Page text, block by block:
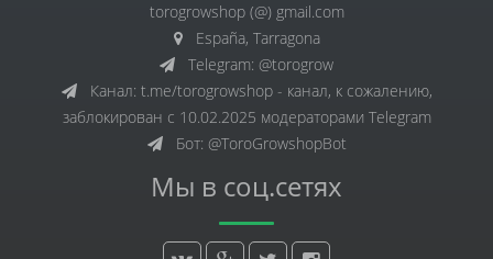
torogrowshop (@) gmail.com
España, Tarragona
Telegram: @torogrow
Канал: t.me/torogrowshop - канал, к сожалению,
заблокирован с 10.02.2025 модераторами Telegram
Бот: @ToroGrowshopBot
Мы в соц.сетях